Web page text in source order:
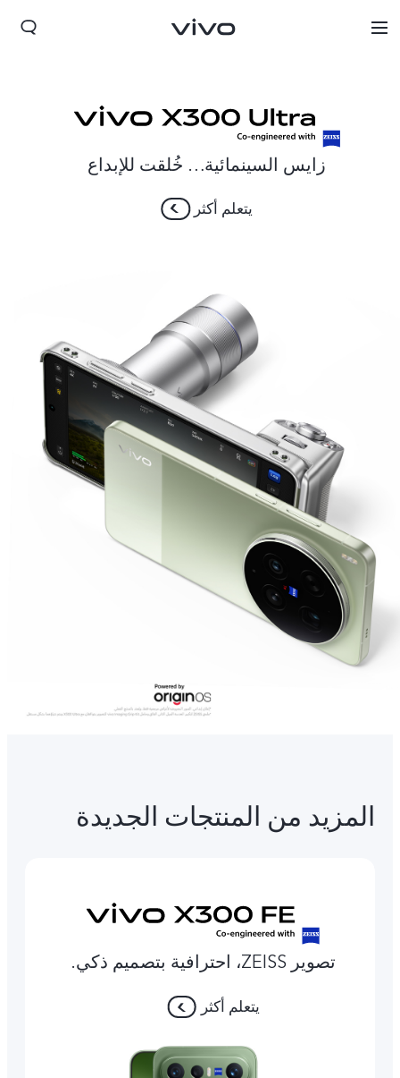
Bahrain(ar) | حدد البلد/المنطقة
زايس السينمائية… خُلقت للإبداع
يتعلم أكثر
المزيد من المنتجات الجديدة
تصوير ZEISS، احترافية بتصميم ذكي.
يتعلم أكثر